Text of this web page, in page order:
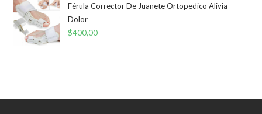
Férula Corrector De Juanete Ortopedico Alivia
Dolor
$400,00